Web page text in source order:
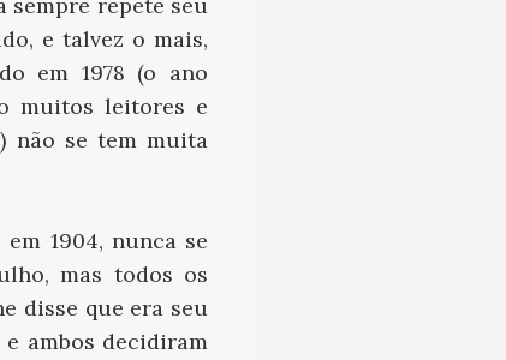
e talvez o mais,
em 1978 (o ano
muitos leitores e
não se tem muita
1904, nunca se
mas todos os
disse que era seu
ambos decidiram